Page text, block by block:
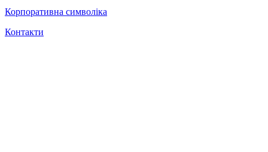
Корпоративна символіка
Контакти